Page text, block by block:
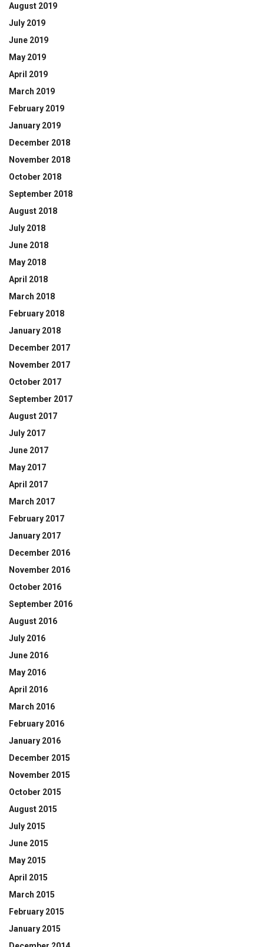
August 2019
July 2019
June 2019
May 2019
April 2019
March 2019
February 2019
January 2019
December 2018
November 2018
October 2018
September 2018
August 2018
July 2018
June 2018
May 2018
April 2018
March 2018
February 2018
January 2018
December 2017
November 2017
October 2017
September 2017
August 2017
July 2017
June 2017
May 2017
April 2017
March 2017
February 2017
January 2017
December 2016
November 2016
October 2016
September 2016
August 2016
July 2016
June 2016
May 2016
April 2016
March 2016
February 2016
January 2016
December 2015
November 2015
October 2015
August 2015
July 2015
June 2015
May 2015
April 2015
March 2015
February 2015
January 2015